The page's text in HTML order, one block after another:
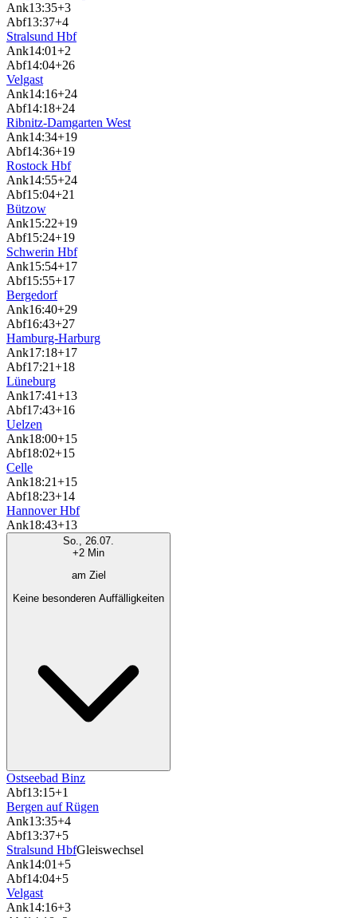
Ank13:35+3
Abf13:37+4
Stralsund Hbf
Ank14:01+2
Abf14:04+26
Velgast
Ank14:16+24
Abf14:18+24
Ribnitz-Damgarten West
Ank14:34+19
Abf14:36+19
Rostock Hbf
Ank14:55+24
Abf15:04+21
Bützow
Ank15:22+19
Abf15:24+19
Schwerin Hbf
Ank15:54+17
Abf15:55+17
Bergedorf
Ank16:40+29
Abf16:43+27
Hamburg-Harburg
Ank17:18+17
Abf17:21+18
Lüneburg
Ank17:41+13
Abf17:43+16
Uelzen
Ank18:00+15
Abf18:02+15
Celle
Ank18:21+15
Abf18:23+14
Hannover Hbf
Ank18:43+13
So., 26.07.
+2 Min
am Ziel
Keine besonderen Auffälligkeiten
Ostseebad Binz
Abf13:15+1
Bergen auf Rügen
Ank13:35+4
Abf13:37+5
Stralsund HbfGleiswechsel
Ank14:01+5
Abf14:04+5
Velgast
Ank14:16+3